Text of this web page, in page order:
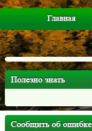
Главная
Полезно знать
Сообщить об ошибке